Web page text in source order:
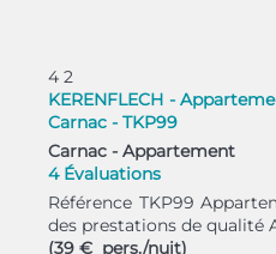
4 2
KERENFLECH -
Carnac - TKP99
Carnac - Appartement
4 Évaluations
Référence TKP99
des prestations de qualité
(39 € pers./nuit)